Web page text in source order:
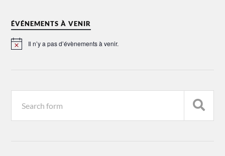
ÉVÉNEMENTS À VENIR
Notice Il n’y a pas d’évènements à venir.